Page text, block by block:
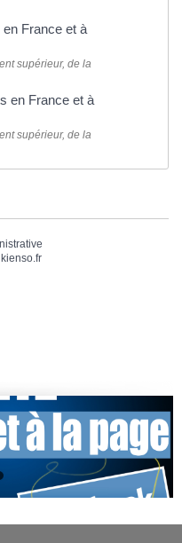
France et à
supérieur, de la
en France et à
supérieur, de la
kienso.fr